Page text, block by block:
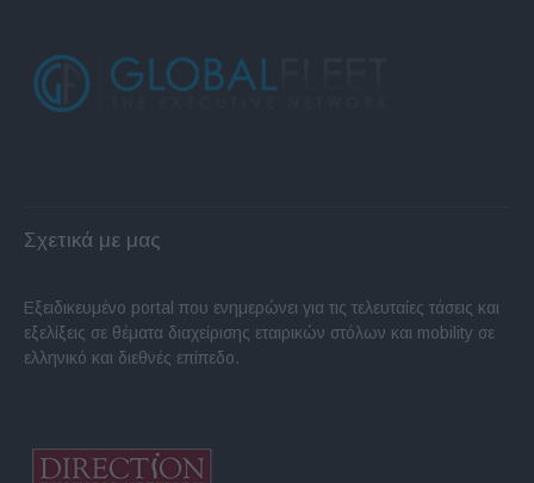
Σχετικά με μας
Εξειδικευμένο portal που ενημερώνει για τις τελευταίες τάσεις και
εξελίξεις σε θέματα διαχείρισης εταιρικών στόλων και mobility σε
ελληνικό και διεθνές επίπεδο.